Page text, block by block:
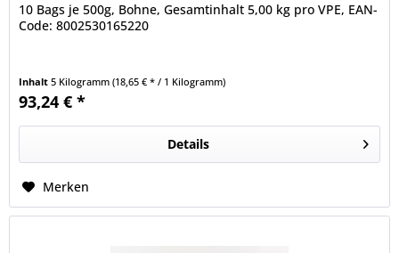
10 Bags je 500g, Bohne, Gesamtinhalt 5,00 kg pro VPE, EAN-
Code: 8002530165220
Inhalt5 Kilogramm(18,65 € * / 1 Kilogramm)
93,24 € *
Details
Merken